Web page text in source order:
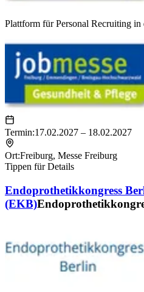
Plattform für Personal Recruiting
Termin:17.02.2027 – 18.02.2027
Ort:Freiburg, Messe Freiburg
Tippen für Details
Endoprothetikkongress
(EKB)